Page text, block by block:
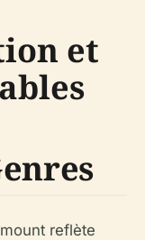
et
reflète